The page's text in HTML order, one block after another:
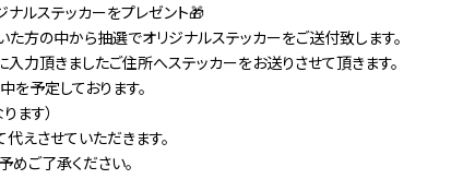
ルステッカーをプレゼント🎁
た方の中から抽選でオリジナルステッカーをご送付致します。
力頂きましたご住所へステッカーをお送りさせて頂きます。
予定しております。
ます）
えさせていただきます。
ご了承ください。